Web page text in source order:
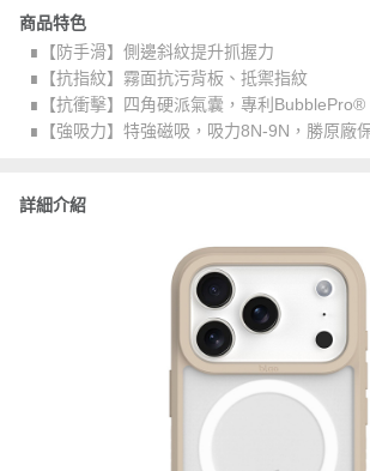
商品特色
∎【防手滑】側邊斜紋提升抓握力
∎【抗指紋】霧面抗污背板、抵禦指紋
∎【抗衝擊】四角硬派氣囊，專利BubblePro®
∎【強吸力】特強磁吸，吸力8N-9N，勝原廠
詳細介紹